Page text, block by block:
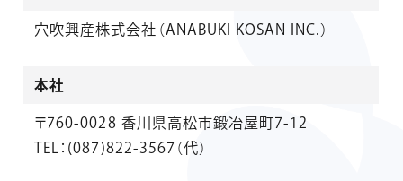
穴吹興産株式会社（ANABUKI KOSAN INC.）
本社
〒760-0028 香川県高松市鍛冶屋町7-12
TEL：(087)822-3567（代）